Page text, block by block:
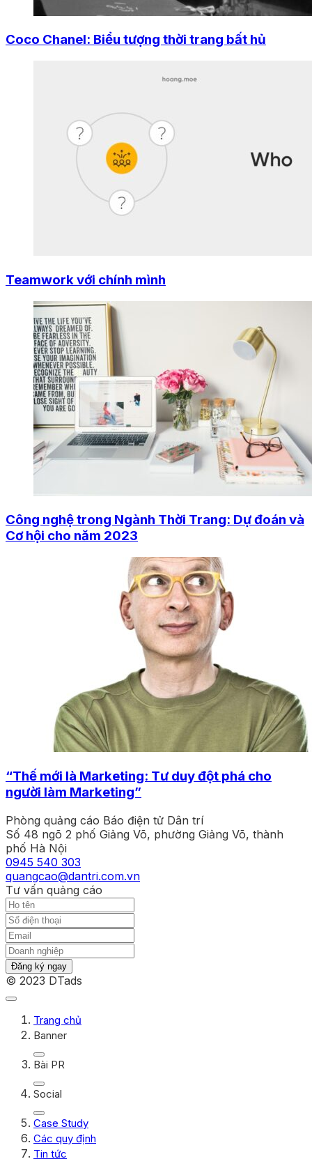
Coco Chanel: Biểu tượng thời trang bất hủ
Teamwork với chính mình
Công nghệ trong Ngành Thời Trang: Dự đoán và
Cơ hội cho năm 2023
“Thế mới là Marketing: Tư duy đột phá cho
người làm Marketing”
Phòng quảng cáo Báo điện tử Dân trí
Số 48 ngõ 2 phố Giảng Võ, phường Giảng Võ, thành
phố Hà Nội
0945 540 303
quangcao@dantri.com.vn
Tư vấn quảng cáo
Đăng ký ngay
© 2023 DTads
Trang chủ
Banner
Bài PR
Social
Case Study
Các quy định
Tin tức